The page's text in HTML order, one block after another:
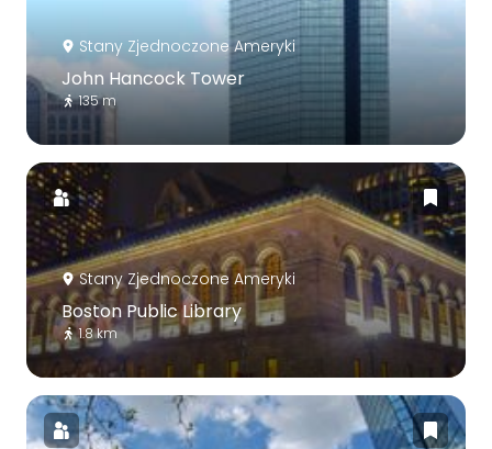
Stany Zjednoczone Ameryki
John Hancock Tower
135 m
Stany Zjednoczone Ameryki
Boston Public Library
1.8 km